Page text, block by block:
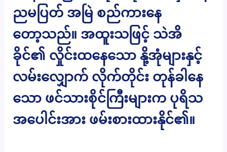
ညမပြတ် အမြဲ စည်ကားနေ
တော့သည်။ အထူးသဖြင့် သဲအိ
ခိုင်၏ လှိုင်းထနေသော နို့အုံများနှင့်
လမ်းလျှောက် လိုက်တိုင်း တုန်ခါနေ
သော ဖင်သားစိုင်ကြီးများက ပုရိသ
အပေါင်းအား ဖမ်းစားထားနိုင်၏။